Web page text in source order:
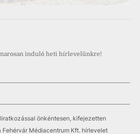
induló heti hírlevelünkre!
önkéntesen, kifejezetten
Fehérvár Médiacentrum Kft. hírlevelet